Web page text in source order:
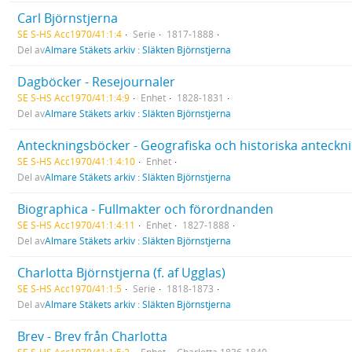
Carl Björnstjerna
SE S-HS Acc1970/41:1:4 Serie
1817-1888
Del avAlmare Stäkets arkiv : Släkten Björnstjerna
Dagböcker - Resejournaler
SE S-HS Acc1970/41:1:4:9 Enhet
1828-1831
Del avAlmare Stäkets arkiv : Släkten Björnstjerna
Anteckningsböcker - Geografiska och historiska
SE S-HS Acc1970/41:1:4:10
Enhet
Del avAlmare Stäkets arkiv : Släkten Björnstjerna
Biographica - Fullmakter och förordnanden
SE S-HS Acc1970/41:1:4:11 Enhet
1827-1888
Del avAlmare Stäkets arkiv : Släkten Björnstjerna
Charlotta Björnstjerna (f. af Ugglas)
SE S-HS Acc1970/41:1:5 Serie
1818-1873
Del avAlmare Stäkets arkiv : Släkten Björnstjerna
Brev - Brev från Charlotta